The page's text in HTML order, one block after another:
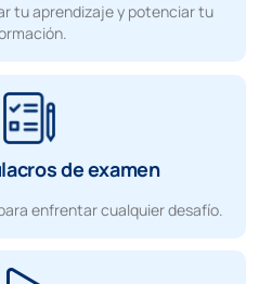
tu aprendizaje y potenciar tu
de examen
enfrentar cualquier desafío.